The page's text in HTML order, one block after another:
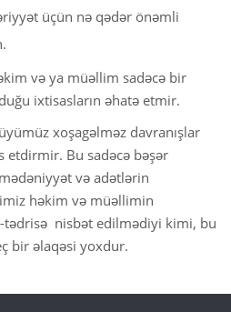
üçün nə qədər önəmli
və ya müəllim sadəcə bir
ixtisasların əhatə etmir.
xoşagəlməz davranışlar
etdirmir. Bu sadəcə bəşər
və adətlərin
həkim və müəllimin
tədrisə nisbət edilmədiyi kimi, bu
bir əlaqəsi yoxdur.